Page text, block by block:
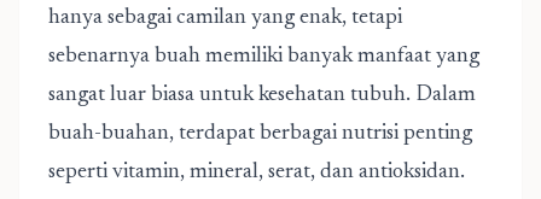
hanya sebagai camilan yang enak, tetapi
sebenarnya buah memiliki banyak manfaat yang
sangat luar biasa untuk kesehatan tubuh. Dalam
buah-buahan, terdapat berbagai nutrisi penting
seperti vitamin, mineral, serat, dan antioksidan.